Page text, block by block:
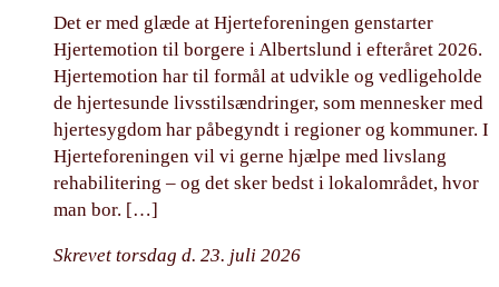
Det er med glæde at Hjerteforeningen genstarter
Hjertemotion til borgere i Albertslund i efteråret 2026.
Hjertemotion har til formål at udvikle og vedligeholde
de hjertesunde livsstilsændringer, som mennesker med
hjertesygdom har påbegyndt i regioner og kommuner. I
Hjerteforeningen vil vi gerne hjælpe med livslang
rehabilitering – og det sker bedst i lokalområdet, hvor
man bor. […]
Skrevet torsdag d. 23. juli 2026